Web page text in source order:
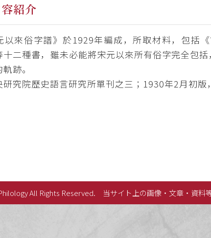
紹介
以來俗字譜》於1929年編成，所取材料，包括
十二種書，雖未必能將宋元以來所有俗字完全包
跡。
研究院歷史語言研究所單刊之三；1930年2月初版
All Rights Reserved. 当サイト上の画像・文章・資料